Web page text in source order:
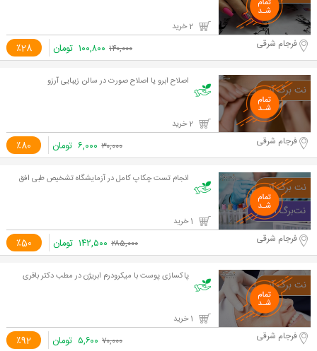
٪28 فرجام شرقی ۱۴۰,۰۰۰ ۱۰۰,۸۰۰ تومان
اصلاح ابرو یا اصلاح صورت در سالن زیبایی آرزو
٪80 فرجام شرقی ۳۰,۰۰۰ ۶,۰۰۰ تومان
انجام تست چکاپ کامل در آزمایشگاه تشخیص طبی افق
٪50 فرجام شرقی ۲۸۵,۰۰۰ ۱۴۲,۵۰۰ تومان
پاکسازی پوست با میکرودرم ابریژن در مطب دکتر باقری
٪92 فرجام شرقی ۷۰,۰۰۰ ۵,۶۰۰ تومان